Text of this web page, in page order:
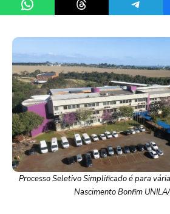
Processo Seletivo Simplificado é para
Nascimento Bonfim